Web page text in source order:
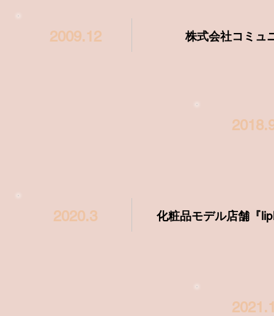
2009.12 株式会社コミュ
2020.3 化粧品モデル店舗『